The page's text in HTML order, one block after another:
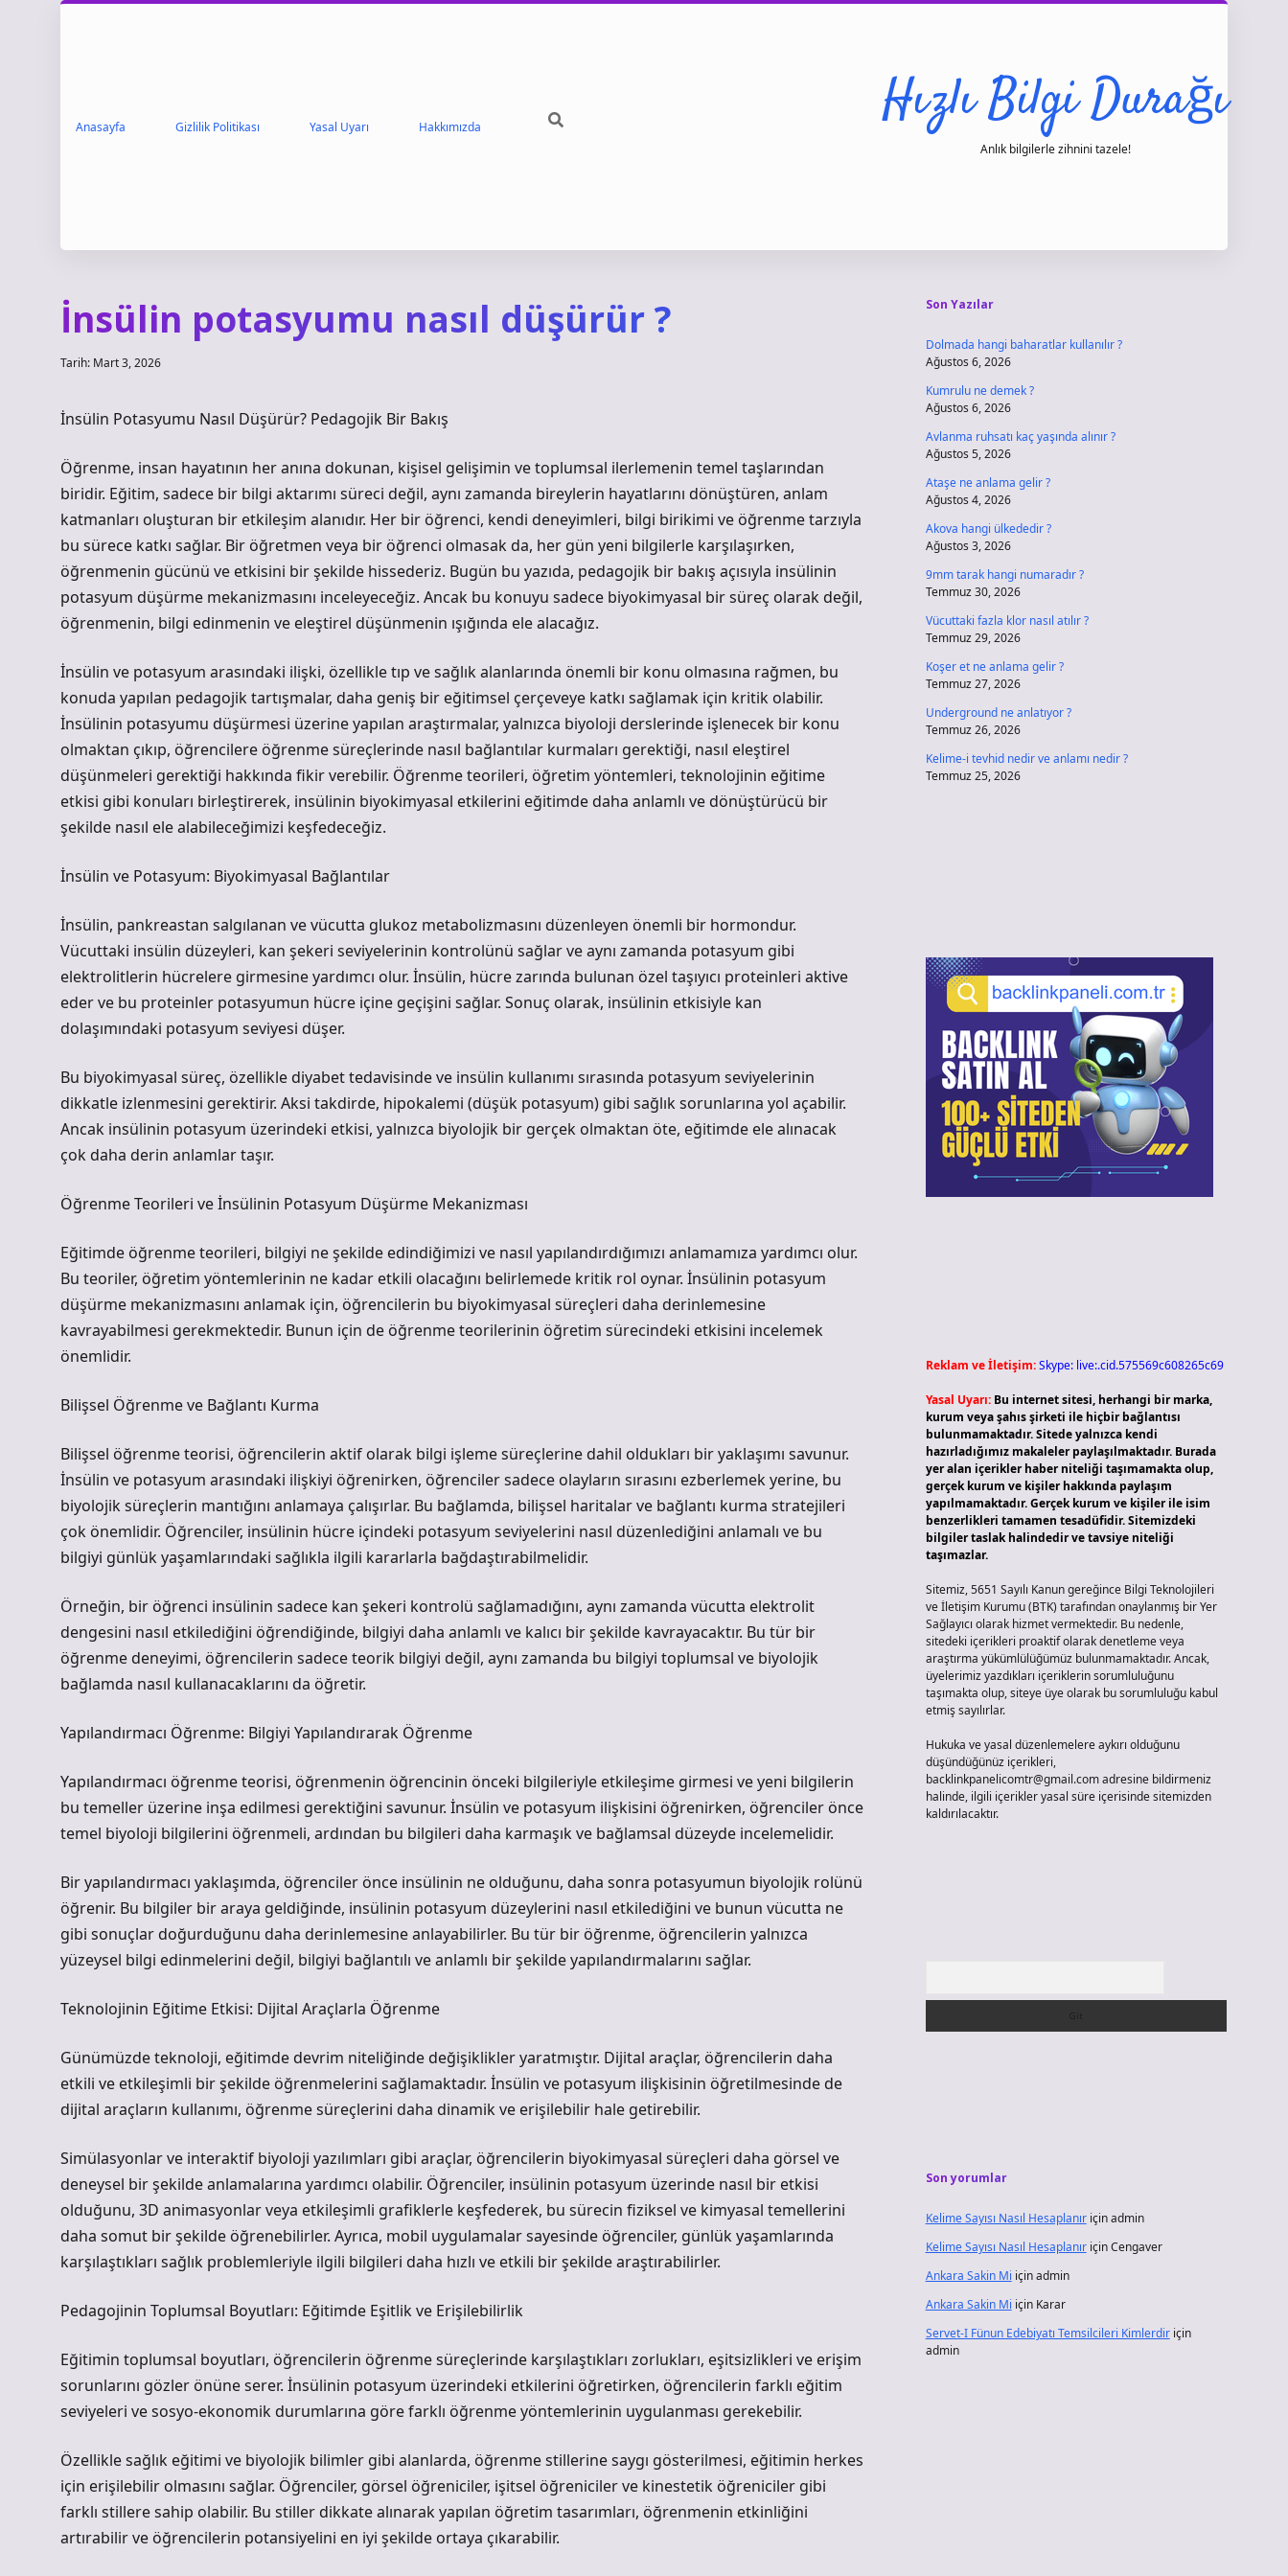
Anasayfa Gizlilik Politikası Yasal Uyarı Hakkımızda Hızlı Bilgi Durağı
Anlık bilgilerle zihnini tazele!
İnsülin potasyumu nasıl düşürür ?
Tarih: Mart 3, 2026
İnsülin Potasyumu Nasıl Düşürür? Pedagojik Bir Bakış
Öğrenme, insan hayatının her anına dokunan, kişisel gelişimin ve toplumsal ilerlemenin temel taşlarından
biridir. Eğitim, sadece bir bilgi aktarımı süreci değil, aynı zamanda bireylerin hayatlarını dönüştüren, anlam
katmanları oluşturan bir etkileşim alanıdır. Her bir öğrenci, kendi deneyimleri, bilgi birikimi ve öğrenme tarzıyla
bu sürece katkı sağlar. Bir öğretmen veya bir öğrenci olmasak da, her gün yeni bilgilerle karşılaşırken,
öğrenmenin gücünü ve etkisini bir şekilde hissederiz. Bugün bu yazıda, pedagojik bir bakış açısıyla insülinin
potasyum düşürme mekanizmasını inceleyeceğiz. Ancak bu konuyu sadece biyokimyasal bir süreç olarak değil,
öğrenmenin, bilgi edinmenin ve eleştirel düşünmenin ışığında ele alacağız.
İnsülin ve potasyum arasındaki ilişki, özellikle tıp ve sağlık alanlarında önemli bir konu olmasına rağmen, bu
konuda yapılan pedagojik tartışmalar, daha geniş bir eğitimsel çerçeveye katkı sağlamak için kritik olabilir.
İnsülinin potasyumu düşürmesi üzerine yapılan araştırmalar, yalnızca biyoloji derslerinde işlenecek bir konu
olmaktan çıkıp, öğrencilere öğrenme süreçlerinde nasıl bağlantılar kurmaları gerektiği, nasıl eleştirel
düşünmeleri gerektiği hakkında fikir verebilir. Öğrenme teorileri, öğretim yöntemleri, teknolojinin eğitime
etkisi gibi konuları birleştirerek, insülinin biyokimyasal etkilerini eğitimde daha anlamlı ve dönüştürücü bir
şekilde nasıl ele alabileceğimizi keşfedeceğiz.
İnsülin ve Potasyum: Biyokimyasal Bağlantılar
İnsülin, pankreastan salgılanan ve vücutta glukoz metabolizmasını düzenleyen önemli bir hormondur.
Vücuttaki insülin düzeyleri, kan şekeri seviyelerinin kontrolünü sağlar ve aynı zamanda potasyum gibi
elektrolitlerin hücrelere girmesine yardımcı olur. İnsülin, hücre zarında bulunan özel taşıyıcı proteinleri aktive
eder ve bu proteinler potasyumun hücre içine geçişini sağlar. Sonuç olarak, insülinin etkisiyle kan
dolaşımındaki potasyum seviyesi düşer.
Bu biyokimyasal süreç, özellikle diyabet tedavisinde ve insülin kullanımı sırasında potasyum seviyelerinin
dikkatle izlenmesini gerektirir. Aksi takdirde, hipokalemi (düşük potasyum) gibi sağlık sorunlarına yol açabilir.
Ancak insülinin potasyum üzerindeki etkisi, yalnızca biyolojik bir gerçek olmaktan öte, eğitimde ele alınacak
çok daha derin anlamlar taşır.
Öğrenme Teorileri ve İnsülinin Potasyum Düşürme Mekanizması
Eğitimde öğrenme teorileri, bilgiyi ne şekilde edindiğimizi ve nasıl yapılandırdığımızı anlamamıza yardımcı olur.
Bu teoriler, öğretim yöntemlerinin ne kadar etkili olacağını belirlemede kritik rol oynar. İnsülinin potasyum
düşürme mekanizmasını anlamak için, öğrencilerin bu biyokimyasal süreçleri daha derinlemesine
kavrayabilmesi gerekmektedir. Bunun için de öğrenme teorilerinin öğretim sürecindeki etkisini incelemek
önemlidir.
Bilişsel Öğrenme ve Bağlantı Kurma
Bilişsel öğrenme teorisi, öğrencilerin aktif olarak bilgi işleme süreçlerine dahil oldukları bir yaklaşımı savunur.
İnsülin ve potasyum arasındaki ilişkiyi öğrenirken, öğrenciler sadece olayların sırasını ezberlemek yerine, bu
biyolojik süreçlerin mantığını anlamaya çalışırlar. Bu bağlamda, bilişsel haritalar ve bağlantı kurma stratejileri
çok önemlidir. Öğrenciler, insülinin hücre içindeki potasyum seviyelerini nasıl düzenlediğini anlamalı ve bu
bilgiyi günlük yaşamlarındaki sağlıkla ilgili kararlarla bağdaştırabilmelidir.
Örneğin, bir öğrenci insülinin sadece kan şekeri kontrolü sağlamadığını, aynı zamanda vücutta elektrolit
dengesini nasıl etkilediğini öğrendiğinde, bilgiyi daha anlamlı ve kalıcı bir şekilde kavrayacaktır. Bu tür bir
öğrenme deneyimi, öğrencilerin sadece teorik bilgiyi değil, aynı zamanda bu bilgiyi toplumsal ve biyolojik
bağlamda nasıl kullanacaklarını da öğretir.
Yapılandırmacı Öğrenme: Bilgiyi Yapılandırarak Öğrenme
Yapılandırmacı öğrenme teorisi, öğrenmenin öğrencinin önceki bilgileriyle etkileşime girmesi ve yeni bilgilerin
bu temeller üzerine inşa edilmesi gerektiğini savunur. İnsülin ve potasyum ilişkisini öğrenirken, öğrenciler önce
temel biyoloji bilgilerini öğrenmeli, ardından bu bilgileri daha karmaşık ve bağlamsal düzeyde incelemelidir.
Bir yapılandırmacı yaklaşımda, öğrenciler önce insülinin ne olduğunu, daha sonra potasyumun biyolojik rolünü
öğrenir. Bu bilgiler bir araya geldiğinde, insülinin potasyum düzeylerini nasıl etkilediğini ve bunun vücutta ne
gibi sonuçlar doğurduğunu daha derinlemesine anlayabilirler. Bu tür bir öğrenme, öğrencilerin yalnızca
yüzeysel bilgi edinmelerini değil, bilgiyi bağlantılı ve anlamlı bir şekilde yapılandırmalarını sağlar.
Teknolojinin Eğitime Etkisi: Dijital Araçlarla Öğrenme
Günümüzde teknoloji, eğitimde devrim niteliğinde değişiklikler yaratmıştır. Dijital araçlar, öğrencilerin daha
etkili ve etkileşimli bir şekilde öğrenmelerini sağlamaktadır. İnsülin ve potasyum ilişkisinin öğretilmesinde de
dijital araçların kullanımı, öğrenme süreçlerini daha dinamik ve erişilebilir hale getirebilir.
Simülasyonlar ve interaktif biyoloji yazılımları gibi araçlar, öğrencilerin biyokimyasal süreçleri daha görsel ve
deneysel bir şekilde anlamalarına yardımcı olabilir. Öğrenciler, insülinin potasyum üzerinde nasıl bir etkisi
olduğunu, 3D animasyonlar veya etkileşimli grafiklerle keşfederek, bu sürecin fiziksel ve kimyasal temellerini
daha somut bir şekilde öğrenebilirler. Ayrıca, mobil uygulamalar sayesinde öğrenciler, günlük yaşamlarında
karşılaştıkları sağlık problemleriyle ilgili bilgileri daha hızlı ve etkili bir şekilde araştırabilirler.
Pedagojinin Toplumsal Boyutları: Eğitimde Eşitlik ve Erişilebilirlik
Eğitimin toplumsal boyutları, öğrencilerin öğrenme süreçlerinde karşılaştıkları zorlukları, eşitsizlikleri ve erişim
sorunlarını gözler önüne serer. İnsülinin potasyum üzerindeki etkilerini öğretirken, öğrencilerin farklı eğitim
seviyeleri ve sosyo-ekonomik durumlarına göre farklı öğrenme yöntemlerinin uygulanması gerekebilir.
Özellikle sağlık eğitimi ve biyolojik bilimler gibi alanlarda, öğrenme stillerine saygı gösterilmesi, eğitimin herkes
için erişilebilir olmasını sağlar. Öğrenciler, görsel öğreniciler, işitsel öğreniciler ve kinestetik öğreniciler gibi
farklı stillere sahip olabilir. Bu stiller dikkate alınarak yapılan öğretim tasarımları, öğrenmenin etkinliğini
artırabilir ve öğrencilerin potansiyelini en iyi şekilde ortaya çıkarabilir.
Son Yazılar
Dolmada hangi baharatlar kullanılır ?
Ağustos 6, 2026
Kumrulu ne demek ?
Ağustos 6, 2026
Avlanma ruhsatı kaç yaşında alınır ?
Ağustos 5, 2026
Ataşe ne anlama gelir ?
Ağustos 4, 2026
Akova hangi ülkededir ?
Ağustos 3, 2026
9mm tarak hangi numaradır ?
Temmuz 30, 2026
Vücuttaki fazla klor nasıl atılır ?
Temmuz 29, 2026
Koşer et ne anlama gelir ?
Temmuz 27, 2026
Underground ne anlatıyor ?
Temmuz 26, 2026
Kelime-i tevhid nedir ve anlamı nedir ?
Temmuz 25, 2026
Reklam ve İletişim:Skype: live:.cid.575569c608265c69
Yasal Uyarı: Bu internet sitesi, herhangi bir marka,
kurum veya şahıs şirketi ile hiçbir bağlantısı
bulunmamaktadır. Sitede yalnızca kendi
hazırladığımız makaleler paylaşılmaktadır. Burada
yer alan içerikler haber niteliği taşımamakta olup,
gerçek kurum ve kişiler hakkında paylaşım
yapılmamaktadır. Gerçek kurum ve kişiler ile isim
benzerlikleri tamamen tesadüfidir. Sitemizdeki
bilgiler taslak halindedir ve tavsiye niteliği
taşımazlar.
Sitemiz, 5651 Sayılı Kanun gereğince Bilgi Teknolojileri
ve İletişim Kurumu (BTK) tarafından onaylanmış bir Yer
Sağlayıcı olarak hizmet vermektedir. Bu nedenle,
sitedeki içerikleri proaktif olarak denetleme veya
araştırma yükümlülüğümüz bulunmamaktadır. Ancak,
üyelerimiz yazdıkları içeriklerin sorumluluğunu
taşımakta olup, siteye üye olarak bu sorumluluğu kabul
etmiş sayılırlar.
Hukuka ve yasal düzenlemelere aykırı olduğunu
düşündüğünüz içerikleri,
backlinkpanelicomtr@gmail.comadresine bildirmeniz
halinde, ilgili içerikler yasal süre içerisinde sitemizden
kaldırılacaktır.
Son yorumlar
Kelime Sayısı Nasıl Hesaplanıriçinadmin
Kelime Sayısı Nasıl HesaplanıriçinCengaver
Ankara Sakin Mi içinadmin
Ankara Sakin Mi için Karar
Servet-I Fünun Edebiyatı Temsilcileri Kimlerdiriçin
admin